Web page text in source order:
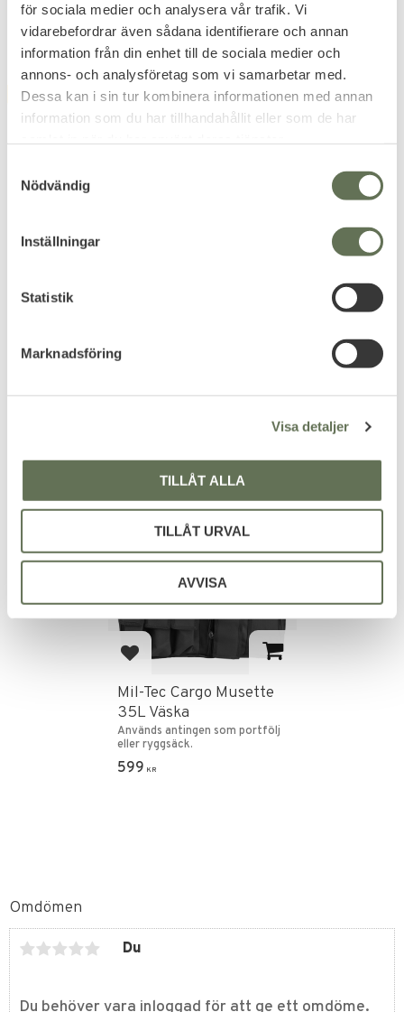
för sociala medier och analysera vår trafik. Vi
vidarebefordrar även sådana identifierare och annan
information från din enhet till de sociala medier och
annons- och analysföretag som vi samarbetar med.
Dessa kan i sin tur kombinera informationen med annan
information som du har tillhandahållit eller som de har
Nödvändig
Inställningar
Statistik
Marknadsföring
Visa detaljer
TILLÅT ALLA
TILLÅT URVAL
AVVISA
Omdömen
Du
Lägg till i favoriter
Parachute Cargo Väska
funkar som ryggsäck.
FAVORIT
Lägg till i favoriter
Mil-Tec US 600D PES
Tanker Tool Väska Large
Lägg till i favoriter
Mil-Tec Cargo Musette
35L Väska
Används antingen som portfölj
eller ryggsäck.
599 KR